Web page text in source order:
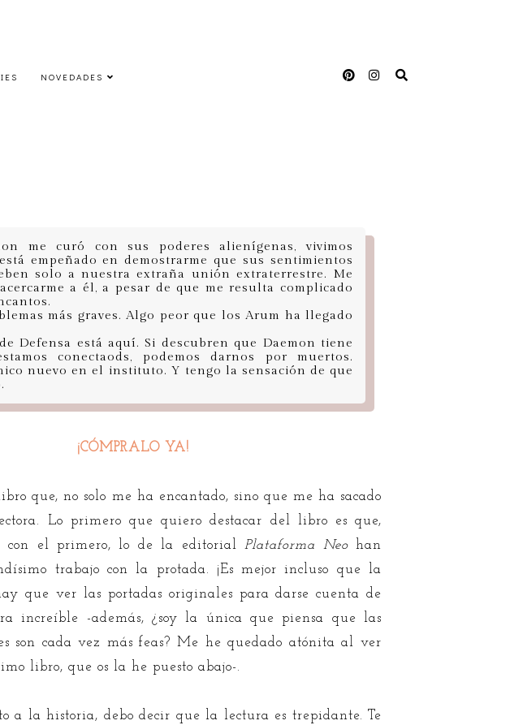
NOVEDADES
me curó con sus poderes alienígenas, vivimos
empeñado en demostrarme que sus sentimientos
solo a nuestra extraña unión extraterrestre. Me
a él, a pesar de que me resulta complicado
más graves. Algo peor que los Arum ha llegado
Defensa está aquí. Si descubren que Daemon tiene
conectaods, podemos darnos por muertos.
nuevo en el instituto. Y tengo la sensación de que
¡CÓMPRALO YA!
que, no solo me ha encantado, sino que me ha sacado
Lo primero que quiero destacar del libro es que,
con el primero, lo de la editorialPlataforma Neohan
trabajo con la protada. ¡Es mejor incluso que la
que ver las portadas originales para darse cuenta de
increíble -además, ¿soy la única que piensa que las
son cada vez más feas? Me he quedado atónita al ver
libro, que os la he puesto abajo-.
a la historia, debo decir que la lectura es trepidante. Te